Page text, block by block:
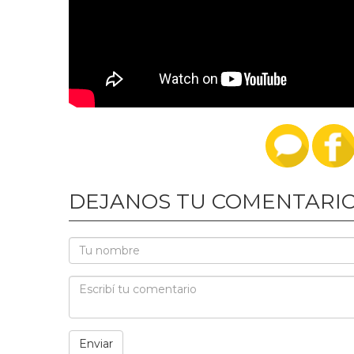
DEJANOS TU